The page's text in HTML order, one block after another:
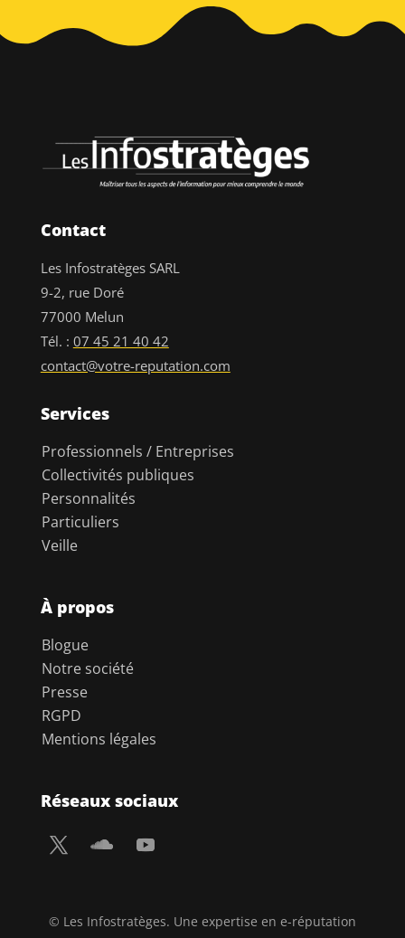
Contact
Les Infostratèges SARL
9-2, rue Doré
77000 Melun
Tél. : 07 45 21 40 42
contact@votre-reputation.com
Services
Professionnels / Entreprises
Collectivités publiques
Personnalités
Particuliers
Veille
À propos
Blogue
Notre société
Presse
RGPD
Mentions légales
Réseaux sociaux
© Les Infostratèges. Une expertise en e-réputation